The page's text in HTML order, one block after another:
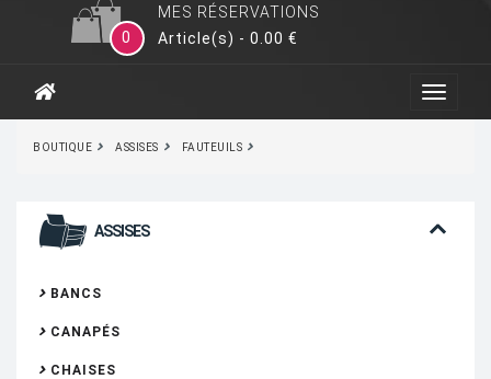
MES RÉSERVATIONS
0
Article(s) - 0.00 €
BOUTIQUE ASSISES FAUTEUILS
ASSISES
BANCS
CANAPÉS
CHAISES